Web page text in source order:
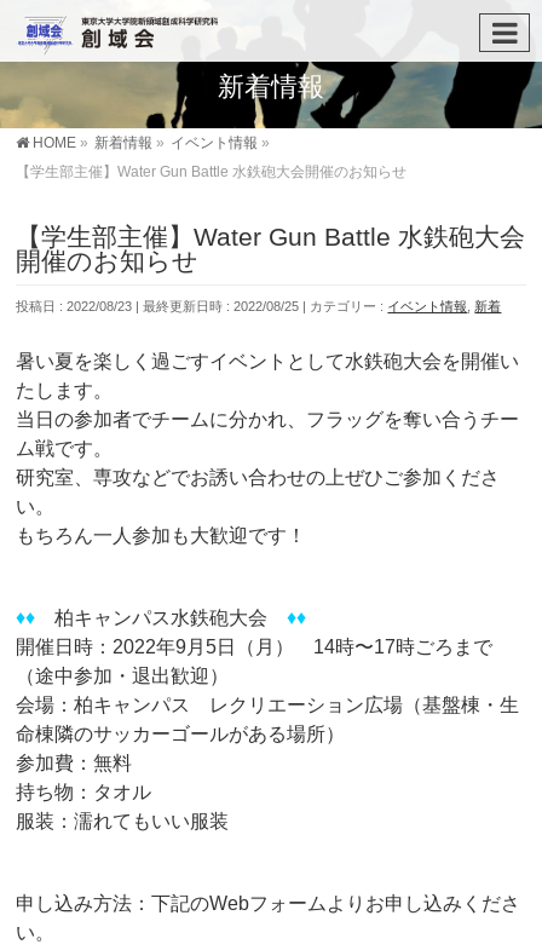
新着情報
HOME » 新着情報 » イベント情報 »
【学生部主催】Water Gun Battle 水鉄砲大会開催のお知らせ
【学生部主催】Water Gun Battle 水鉄砲大会
開催のお知らせ
投稿日 : 2022/08/23 最終更新日時 : 2022/08/25 カテゴリー : イベント情報 新着
暑い夏を楽しく過ごすイベントとして水鉄砲大会を開催い
たします。
当日の参加者でチームに分かれ、フラッグを奪い合うチー
ム戦です。
研究室、専攻などでお誘い合わせの上ぜひご参加くださ
い。
もちろん一人参加も大歓迎です！
♦♦柏キャンパス水鉄砲大会♦♦
開催日時：2022年9月5日（月） 14時〜17時ごろまで
（途中参加・退出歓迎）
会場：柏キャンパス レクリエーション広場（基盤棟・生
命棟隣のサッカーゴールがある場所）
参加費：無料
持ち物：タオル
服装：濡れてもいい服装
申し込み方法：下記のWebフォームよりお申し込みくださ
い。